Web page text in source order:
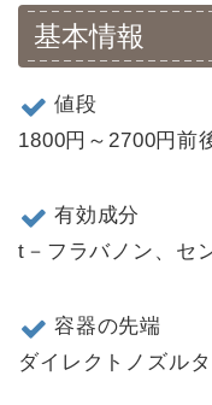
基本情報
値段
1800円～2700円前
有効成分
t－フラバノン、セ
容器の先端
ダイレクトノズル